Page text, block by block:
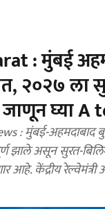
: मुंबई
२०२७ ला
घ्या A
: मुंबई-अहमदाबाद
झाले असून सुरत-
केंद्रीय रेल्वेमंत्री